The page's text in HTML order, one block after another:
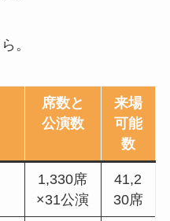
。
席数と
公演数
来場
可能
数
1,330席
×31公演
41,2
30席